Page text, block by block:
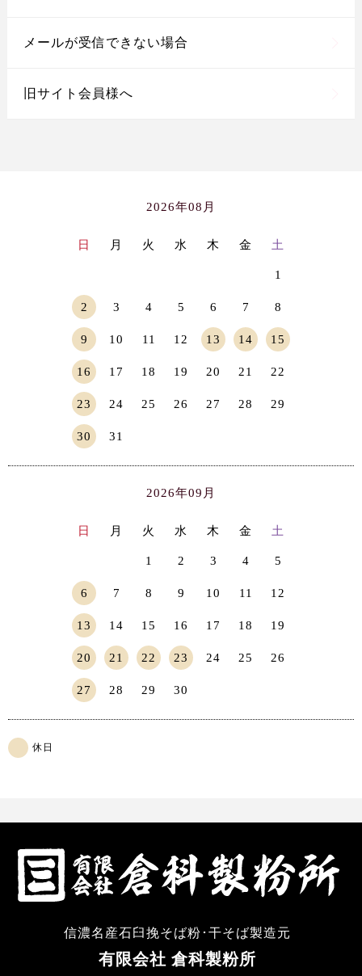
メールが受信できない場合
旧サイト会員様へ
2026年08月
日 月 火 水 木 金 土
1
2 3 4 5 6 7 8
9 10 11 12 13 14 15
16 17 18 19 20 21 22
23 24 25 26 27 28 29
30 31
2026年09月
日 月 火 水 木 金 土
1 2 3 4 5
6 7 8 9 10 11 12
13 14 15 16 17 18 19
20 21 22 23 24 25 26
27 28 29 30
休日
信濃名産石臼挽そば粉･干そば製造元
有限会社 倉科製粉所